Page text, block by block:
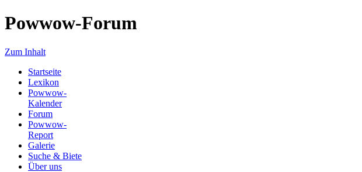
Powwow-Forum
Zum Inhalt
Startseite
Lexikon
Powwow-
Kalender
Forum
Powwow-
Report
Galerie
Suche & Biete
Über uns